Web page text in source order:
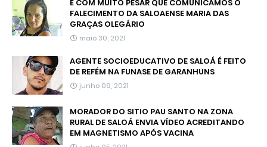
É COM MUITO PESAR QUE COMUNICAMOS O
FALECIMENTO DA SALOAENSE MARIA DAS
GRAÇAS OLEGÁRIO
maio 30, 2021
AGENTE SOCIOEDUCATIVO DE SALOÁ É FEITO
DE REFÉM NA FUNASE DE GARANHUNS
junho 09, 2021
MORADOR DO SITIO PAU SANTO NA ZONA
RURAL DE SALOÁ ENVIA VÍDEO ACREDITANDO
EM MAGNETISMO APÓS VACINA